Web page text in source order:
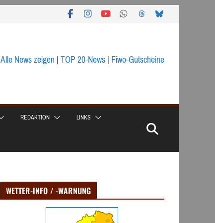
Alle News zeigen|TOP 20-News|Fiwo-Gutscheine
REDAKTION LINKS
WETTER-INFO / -WARNUNG